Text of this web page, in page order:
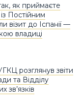
як приймаєте
Постійним
візит до Іспанії —
владиці
розглянув звіти
та Відділу
зв’язків